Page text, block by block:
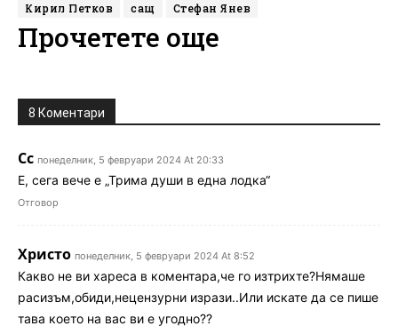
Кирил Петков
сащ Стефан Янев
Прочетете още
8 Коментари
Сс понеделник, 5 февруари 2024 At 20:33
Е, сега вече е „Трима души в една лодка“
Отговор
Христо понеделник, 5 февруари 2024 At 8:52
Какво не ви хареса в коментара,че го изтрихте?Нямаше
расизъм,обиди,нецензурни изрази..Или искате да се пише
тава което на вас ви е угодно??